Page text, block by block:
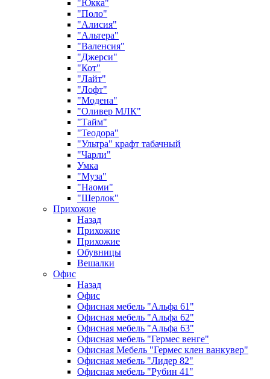
"Юкка"
"Поло"
"Алисия"
"Альтера"
"Валенсия"
"Джерси"
"Кот"
"Лайт"
"Лофт"
"Модена"
"Оливер МЛК"
"Тайм"
"Теодора"
"Ультра" крафт табачный
"Чарли"
Умка
"Муза"
"Наоми"
"Шерлок"
Прихожие
Назад
Прихожие
Прихожие
Обувницы
Вешалки
Офис
Назад
Офис
Офисная мебель "Альфа 61"
Офисная мебель "Альфа 62"
Офисная мебель "Альфа 63"
Офисная мебель "Гермес венге"
Офисная Мебель "Гермес клен ванкувер"
Офисная мебель "Лидер 82"
Офисная мебель "Рубин 41"